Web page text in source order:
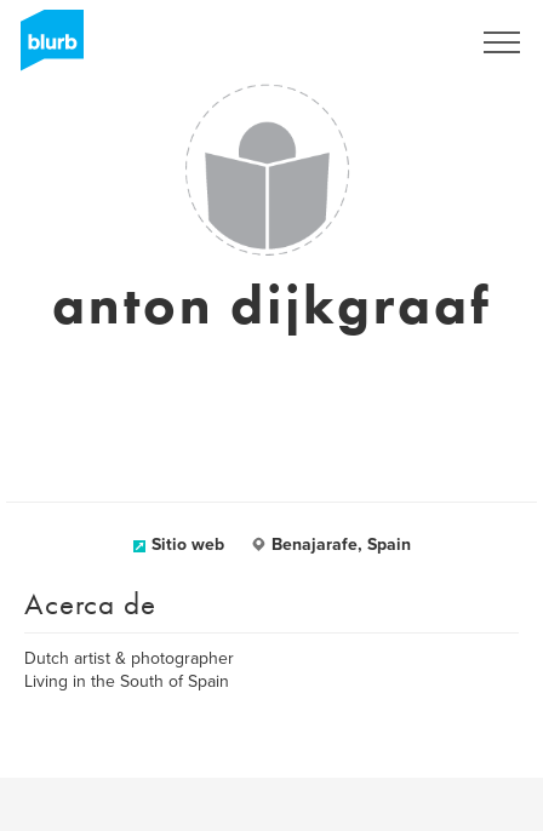
anton dijkgraaf
Sitio web Benajarafe, Spain
Acerca de
Dutch artist & photographer
Living in the South of Spain